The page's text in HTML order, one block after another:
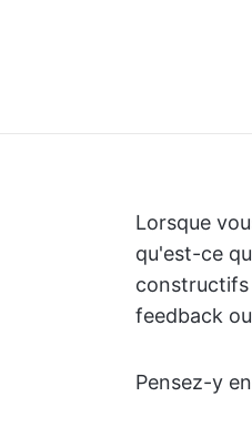
Lorsque
qu'est-ce
constructifs
feedback
Pensez-y